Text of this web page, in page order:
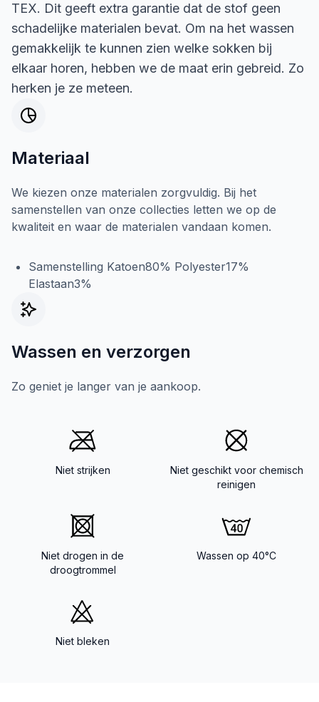
TEX. Dit geeft extra garantie dat de stof geen
schadelijke materialen bevat. Om na het wassen
gemakkelijk te kunnen zien welke sokken bij
elkaar horen, hebben we de maat erin gebreid. Zo
herken je ze meteen.
Materiaal
We kiezen onze materialen zorgvuldig. Bij het
samenstellen van onze collecties letten we op de
kwaliteit en waar de materialen vandaan komen.
Samenstelling Katoen80% Polyester17%
Elastaan3%
Wassen en verzorgen
Zo geniet je langer van je aankoop.
Niet strijken
Niet geschikt voor chemisch
reinigen
Niet drogen in de
droogtrommel
Wassen op 40°C
Niet bleken